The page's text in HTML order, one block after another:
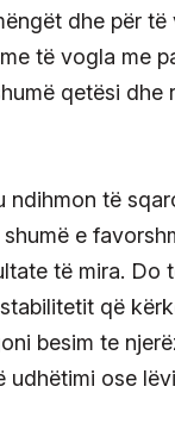
dhe për
të vogla me
qetësi dhe
ndihmon të
e
të mira. Do
që
besim te
udhëtimi ose